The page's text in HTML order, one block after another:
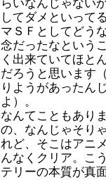
らいなんじゃない
してダメといって
マＳＦとしてどう
念だったなという
く出来ていてほと
だろうと思います
りようがあったん
よ）。
なんてこともあり
の、なんじゃそり
れど、そこはアニ
んなくクリア。こ
テリーの本質が真